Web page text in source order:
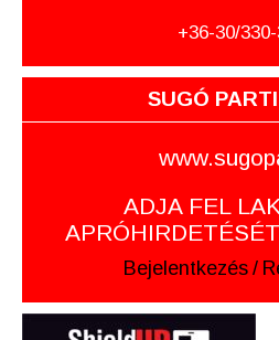
+36-30/
SUGÓ
ADJA FEL
Bejelentkezés /